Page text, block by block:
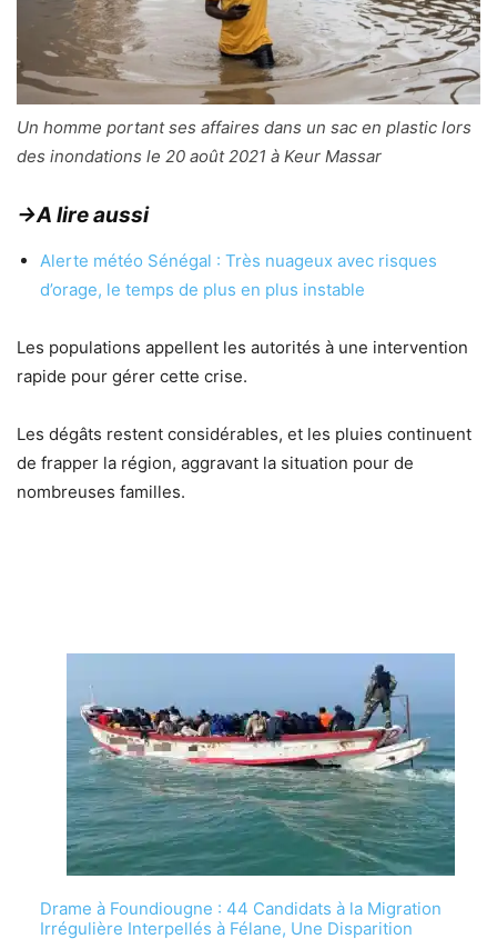
Un homme portant ses affaires dans un sac en plastic lors
des inondations le 20 août 2021 à Keur Massar
→A lire aussi
Alerte météo Sénégal : Très nuageux avec risques
d’orage, le temps de plus en plus instable
Les populations appellent les autorités à une intervention
rapide pour gérer cette crise.
Les dégâts restent considérables, et les pluies continuent
de frapper la région, aggravant la situation pour de
nombreuses familles.
Drame à Foundiougne : 44 Candidats à la Migration
Irrégulière Interpellés à Félane, Une Disparition